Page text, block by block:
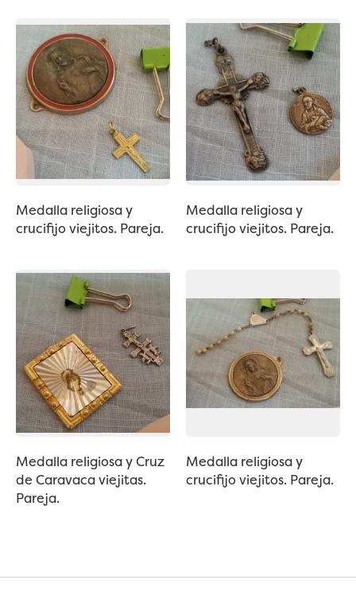
Medalla religiosa y
crucifijo viejitos. Pareja.
Medalla religiosa y
crucifijo viejitos. Pareja.
Medalla religiosa y Cruz
de Caravaca viejitas.
Pareja.
Medalla religiosa y
crucifijo viejitos. Pareja.